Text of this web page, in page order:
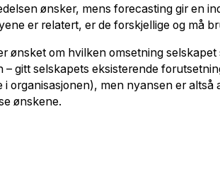
ønsker, mens forecasting gir en
er relatert, er de forskjellige og må
ønsket om hvilken omsetning
– gitt selskapets eksisterende
organisasjonen), men nyansen er
ønskene.